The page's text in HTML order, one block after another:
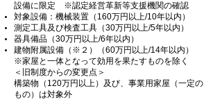
設備に限定 ※認定経営革新等支援機関の確認
対象設備：機械装置（160万円以上/10年以内）
測定⼯具及び検査⼯具（30万円以上/5年以内）
器具備品（30万円以上/6年以内）
建物附属設備（※２）（60万円以上/14年以内）
※家屋と一体となって効用を果たすものを除く
＜旧制度からの変更点＞
構築物（120万円以上）及び、事業用家屋（一定の
もの）は対象外